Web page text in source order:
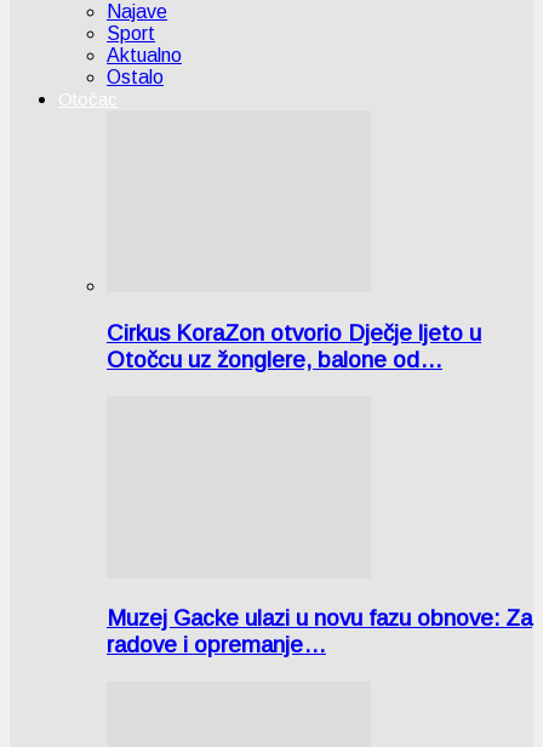
Najave
Sport
Aktualno
Ostalo
Otočac
Cirkus KoraZon otvorio Dječje ljeto u
Otočcu uz žonglere, balone od…
Muzej Gacke ulazi u novu fazu obnove: Za
radove i opremanje…